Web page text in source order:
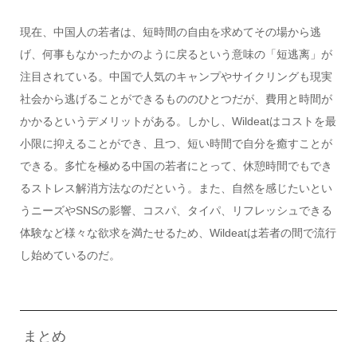
現在、中国人の若者は、短時間の自由を求めてその場から逃
げ、何事もなかったかのように戻るという意味の「短逃离」が
注目されている。中国で人気のキャンプやサイクリングも現実
社会から逃げることができるもののひとつだが、費用と時間が
かかるというデメリットがある。しかし、Wildeatはコストを最
小限に抑えることができ、且つ、短い時間で自分を癒すことが
できる。多忙を極める中国の若者にとって、休憩時間でもでき
るストレス解消方法なのだという。また、自然を感じたいとい
うニーズやSNSの影響、コスパ、タイパ、リフレッシュできる
体験など様々な欲求を満たせるため、Wildeatは若者の間で流行
し始めているのだ。
まとめ